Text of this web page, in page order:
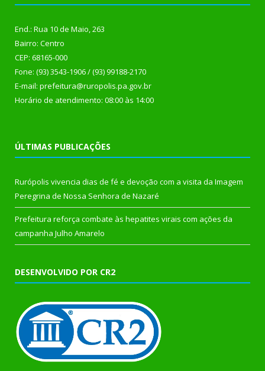
End.: Rua 10 de Maio, 263
Bairro: Centro
CEP: 68165-000
Fone: (93) 3543-1906 / (93) 99188-2170
E-mail: prefeitura@ruropolis.pa.gov.br
Horário de atendimento: 08:00 às 14:00
ÚLTIMAS PUBLICAÇÕES
Rurópolis vivencia dias de fé e devoção com a visita da Imagem
Peregrina de Nossa Senhora de Nazaré
Prefeitura reforça combate às hepatites virais com ações da
campanha Julho Amarelo
DESENVOLVIDO POR CR2